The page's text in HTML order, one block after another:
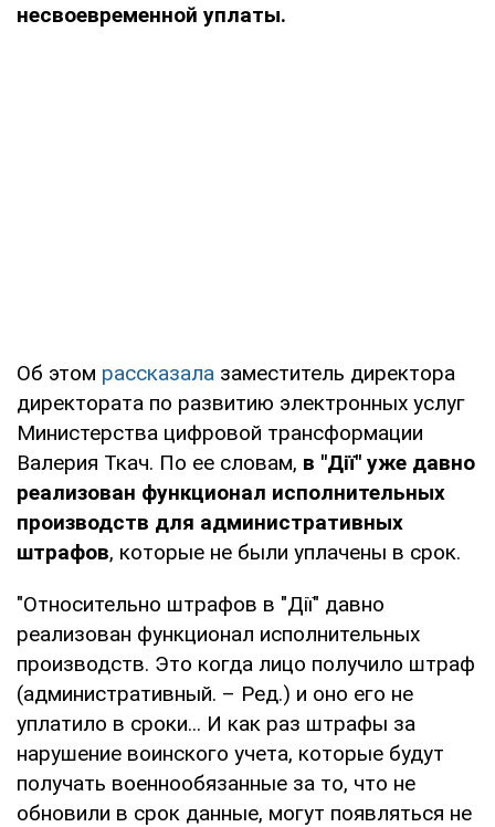
несвоевременной уплаты.
Об этом рассказала заместитель директора
директората по развитию электронных услуг
Министерства цифровой трансформации
Валерия Ткач. По ее словам, в "Дії" уже давно
реализован функционал исполнительных
производств для административных
штрафов, которые не были уплачены в срок.
"Относительно штрафов в "Дії" давно
реализован функционал исполнительных
производств. Это когда лицо получило штраф
(административный. – Ред.) и оно его не
уплатило в сроки... И как раз штрафы за
нарушение воинского учета, которые будут
получать военнообязанные за то, что не
обновили в срок данные, могут появляться не